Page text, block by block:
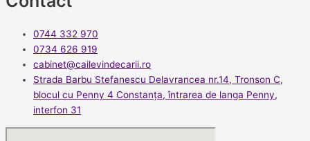
0744 332 970
0734 626 919
cabinet@cailevindecarii.ro
Strada Barbu Stefanescu Delavrancea nr.14, Tronson C,
blocul cu Penny 4 Constanța, întrarea de langa Penny,
interfon 31